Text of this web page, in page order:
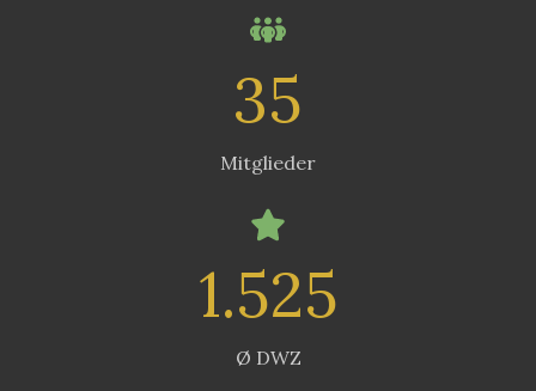
35
Mitglieder
1.525
Ø DWZ